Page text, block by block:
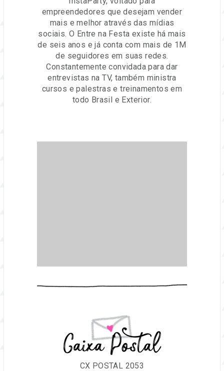
empreendedores que desejam vender
mais e melhor através das mídias
sociais. O Entre na Festa existe há mais
de seis anos e já conta com mais de 1M
de seguidores em suas redes.
Constantemente convidada para dar
entrevistas na TV, também ministra
cursos e palestras e treinamentos em
todo Brasil e Exterior.
Caixa Postal
CX POSTAL 2053